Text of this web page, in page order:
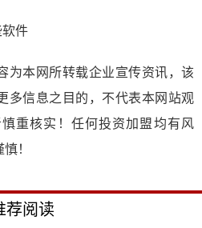
件
为本网所转载企业宣传资讯，该
多信息之目的，不代表本网站观
重核实！任何投资加盟均有风
！
荐阅读